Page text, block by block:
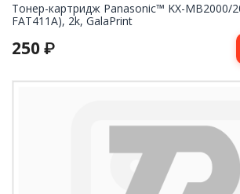
Тонер-картридж Panasonic™ KX-MB2000/
FAT411A), 2k, GalaPrint
250 ₽